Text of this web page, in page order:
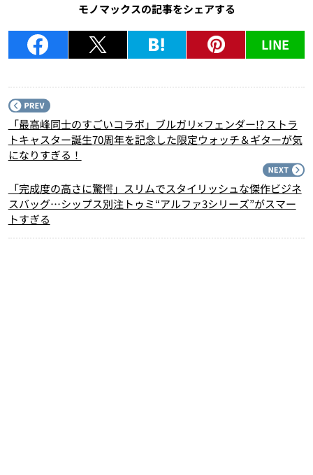
モノマックスの記事をシェアする
LINE
「最高峰同士のすごいコラボ」ブルガリ×フェンダー!? ストラ
トキャスター誕生70周年を記念した限定ウォッチ＆ギターが気
になりすぎる！
「完成度の高さに驚愕」スリムでスタイリッシュな傑作ビジネ
スバッグ…シップス別注トゥミ“アルファ3シリーズ”がスマー
トすぎる